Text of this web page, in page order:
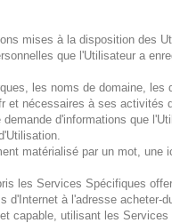
mises à la disposition des
que l'Utilisateur a
les noms de domaine,
et nécessaires à ses activités
d'informations que
matérialisé par un mot,
les Services Spécifiques
d'Internet à l'adresse acheter-
capable, utilisant les